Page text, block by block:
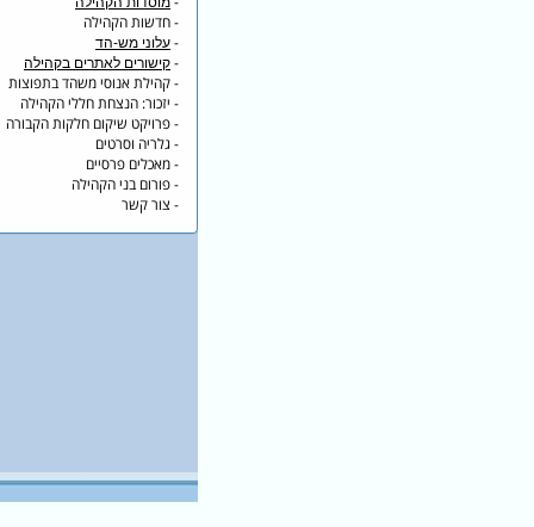
- חדשות הקהילה
- עלוני מש-הד
- קישורים לאתרים בקהילה
- קהילת אנוסי משהד בתפוצות
- יזכור: הנצחת חללי הקהילה
- פרויקט שיקום חלקות הקבורה
- גלריה וסרטים
- מאכלים פרסיים
- פורום בני הקהילה
- צור קשר